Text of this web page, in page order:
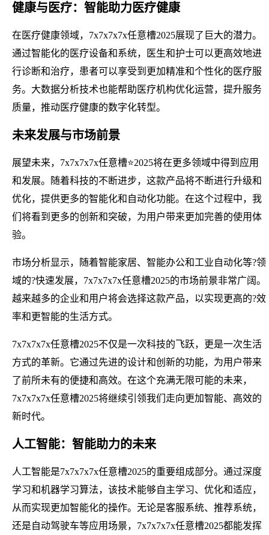
健康与医疗：智能助力医疗健康
在医疗健康领域，7x7x7x7x任意槽2025展现了巨大的潜力。
通过智能化的医疗设备和系统，医生和护士可以更高效地进
行诊断和治疗，患者可以享受到更加精准和个性化的医疗服
务。大数据分析技术也能帮助医疗机构优化运营，提升服务
质量，推动医疗健康的数字化转型。
未来发展与市场前景
展望未来，7x7x7x7x任意槽⭐2025将在更多领域中得到应用
和发展。随着科技的不断进步，这款产品将不断进行升级和
优化，提供更多的智能化和自动化功能。在这个过程中，我
们将看到更多的创新和突破，为用户带来更加完善的使用体
验。
市场分析显示，随着智能家居、智能办公和工业自动化等?领
域的?快速发展，7x7x7x7x任意槽2025的市场前景非常广阔。
越来越多的企业和用户将会选择这款产品，以实现更高的?效
率和更智能的生活方式。
7x7x7x7x任意槽2025不仅是一次科技的飞跃，更是一次生活
方式的革新。它通过先进的设计和创新的功能，为用户带来
了前所未有的便捷和高效。在这个充满无限可能的未来，
7x7x7x7x任意槽2025将继续引领我们走向更加智能、高效的
新时代。
人工智能：智能助力的未来
人工智能是7x7x7x7x任意槽2025的重要组成部分。通过深度
学习和机器学习算法，该技术能够自主学习、优化和适应，
从而实现更加智能化的操作。无论是客服系统、推荐系统，
还是自动驾驶车等应用场景，7x7x7x7x任意槽2025都能发挥